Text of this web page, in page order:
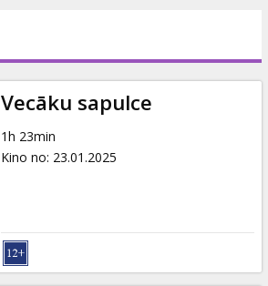
Vecāku sapulce
1h 23min
Kino no: 23.01.2025